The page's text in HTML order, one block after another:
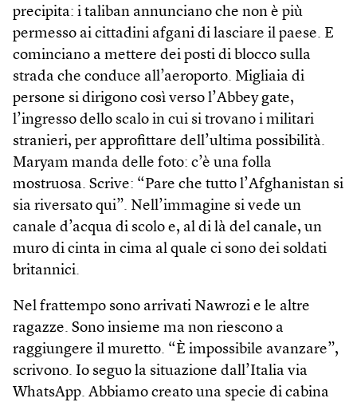
precipita: i taliban annunciano che non è più
permesso ai cittadini afgani di lasciare il paese. E
cominciano a mettere dei posti di blocco sulla
strada che conduce all’aeroporto. Migliaia di
persone si dirigono così verso l’Abbey gate,
l’ingresso dello scalo in cui si trovano i militari
stranieri, per approfittare dell’ultima possibilità.
Maryam manda delle foto: c’è una folla
mostruosa. Scrive: “Pare che tutto l’Afghanistan si
sia riversato qui”. Nell’immagine si vede un
canale d’acqua di scolo e, al di là del canale, un
muro di cinta in cima al quale ci sono dei soldati
britannici.
Nel frattempo sono arrivati Nawrozi e le altre
ragazze. Sono insieme ma non riescono a
raggiungere il muretto. “È impossibile avanzare”,
scrivono. Io seguo la situazione dall’Italia via
Whats­App. Abbiamo creato una specie di cabina